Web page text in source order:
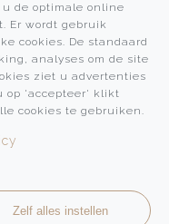
de optimale online
Er wordt gebruik
cookies. De standaard
analyses om de site
ziet u advertenties
op 'accepteer' klikt
cookies te gebruiken.
Zelf alles instellen